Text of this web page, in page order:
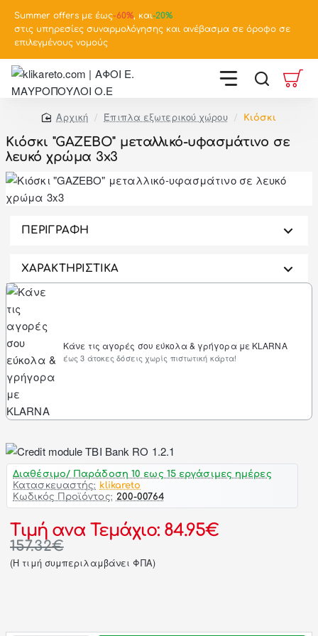
Summer offers με έως-60%, και-20%
στις υπηρεσίες συναρμολόγησης και ανέβασμα σε όροφο σε
επιλεγμένους νομούς
home
Έπιπλα εξωτερικού χώρου Κιόσκι
Κιόσκι "GAZEBO" μεταλλικό-υφασμάτινο σε
λευκό χρώμα 3x3
ΠΕΡΙΓΡΑΦΗ
ΧΑΡΑΚΤΗΡΙΣΤΙΚΑ
Κάνε τις αγορές σου εύκολα & γρήγορα με KLARNA
έως 3 άτοκες δόσεις χωρίς πιστωτική κάρτα!
Διαθέσιμο/ Παράδοση 10 εως 15 εργάσιμες ημέρες
Κατασκευαστής: klikareto
Κωδικός Προϊόντος: 200-00764
Τιμή ανα Τεμάχιο: 84.95€
157.32€
(H τιμή συμπεριλαμβάνει ΦΠΑ)